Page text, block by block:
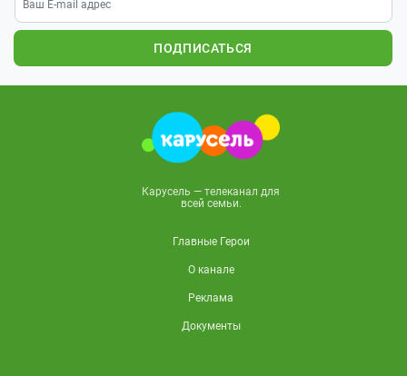
ПОДПИСАТЬСЯ
Карусель — телеканал для
всей семьи.
Главные Герои
О канале
Реклама
Документы